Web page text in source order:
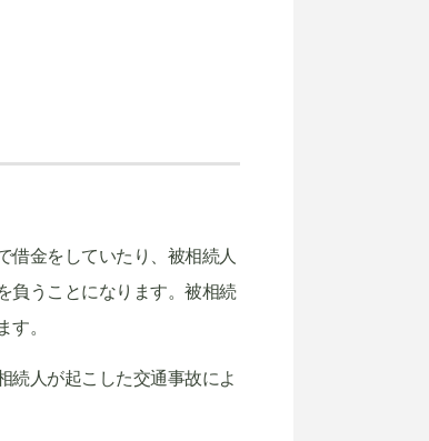
借金をしていたり、被相続人
負うことになります。被相続
す。
続人が起こした交通事故によ